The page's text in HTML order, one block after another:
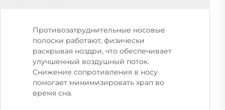
Противозатруднительные носовые
полоски работают, физически
раскрывая ноздри, что обеспечивает
улучшенный воздушный поток.
Снижение сопротивления в носу
помогает минимизировать храп во
время сна.